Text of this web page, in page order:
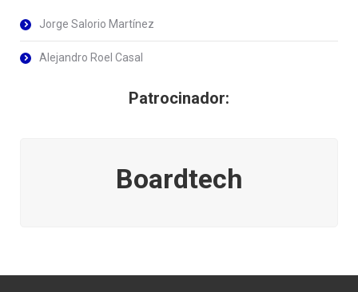
Jorge Salorio Martínez
Alejandro Roel Casal
Patrocinador:
Boardtech